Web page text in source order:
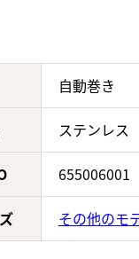
自動巻き
ステンレス
655006001
その他のモ